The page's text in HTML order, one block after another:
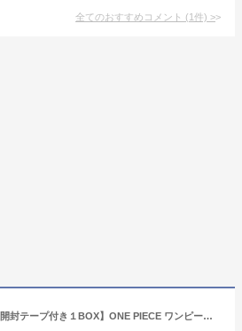
全てのおすすめコメント (1件) >
【発売日前日発送/未開封テープ付き１BOX】ONE PIECE ワンピース カードゲーム 双璧の覇者【OP-06】(BOX)24パック入 1BOX 未開封 ※12BOXで未開封カートンにて発送致します。